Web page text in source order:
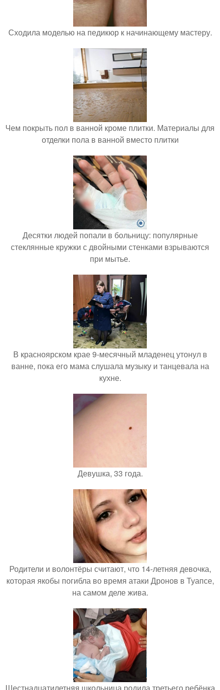
Сходила моделью на педикюр к начинающему мастеру.
Чем покрыть пол в ванной кроме плитки. Материалы для
отделки пола в ванной вместо плитки
Десятки людей попали в больницу: популярные
стеклянные кружки с двойными стенками взрываются
при мытье.
В красноярском крае 9-месячный младенец утонул в
ванне, пока его мама слушала музыку и танцевала на
кухне.
Девушка, 33 года.
Родители и волонтёры считают, что 14-летняя девочка,
которая якобы погибла во время атаки Дронов в Туапсе,
на самом деле жива.
Шестнадцатилетняя школьница родила третьего ребёнка